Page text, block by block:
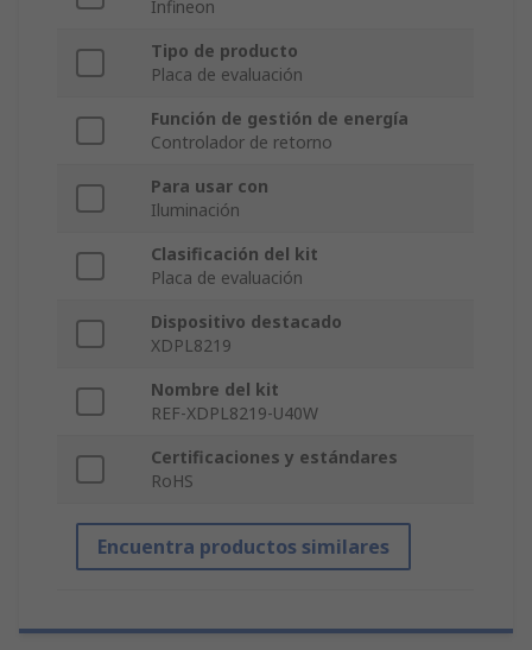
Infineon
Tipo de producto
Placa de evaluación
Función de gestión de energía
Controlador de retorno
Para usar con
Iluminación
Clasificación del kit
Placa de evaluación
Dispositivo destacado
XDPL8219
Nombre del kit
REF-XDPL8219-U40W
Certificaciones y estándares
RoHS
Encuentra productos similares